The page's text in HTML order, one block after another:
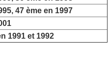
47 ème en 1997
1991 et 1992